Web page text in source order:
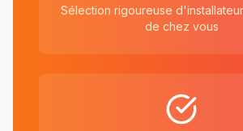
Sélection rigoureuse
de chez vous